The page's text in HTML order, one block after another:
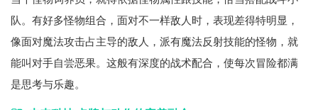
队。有好多怪物组合，面对不一样敌人时，表现差得特明显，
像面对魔法攻击占主导的敌人，派有魔法反射技能的怪物，就
能叫对手自尝恶果。这般有深度的战术配合，使每次冒险都满
是思考与乐趣。